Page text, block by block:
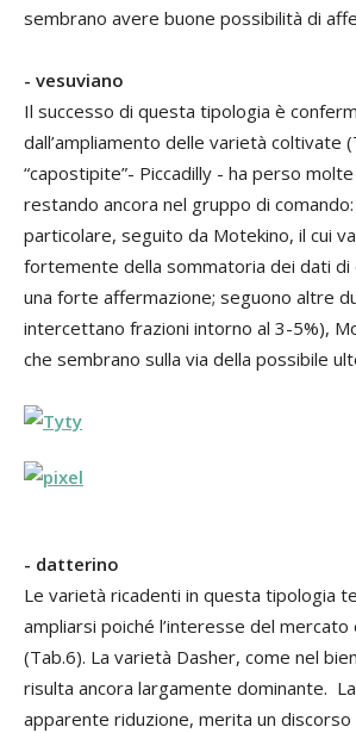
sembrano avere buone possibilità di
- vesuviano
Il successo di questa tipologia è
dall’ampliamento delle varietà coltivate
“capostipite”- Piccadilly - ha perso
restando ancora nel gruppo di
particolare, seguito da Motekino, il cui
fortemente della sommatoria dei dati di
una forte affermazione; seguono altre
intercettano frazioni intorno al 3-5%),
che sembrano sulla via della possibile
- datterino
Le varietà ricadenti in questa tipologia
ampliarsi poiché l’interesse del
(Tab.6). La varietà Dasher, come nel
risulta ancora largamente dominante.
apparente riduzione, merita un